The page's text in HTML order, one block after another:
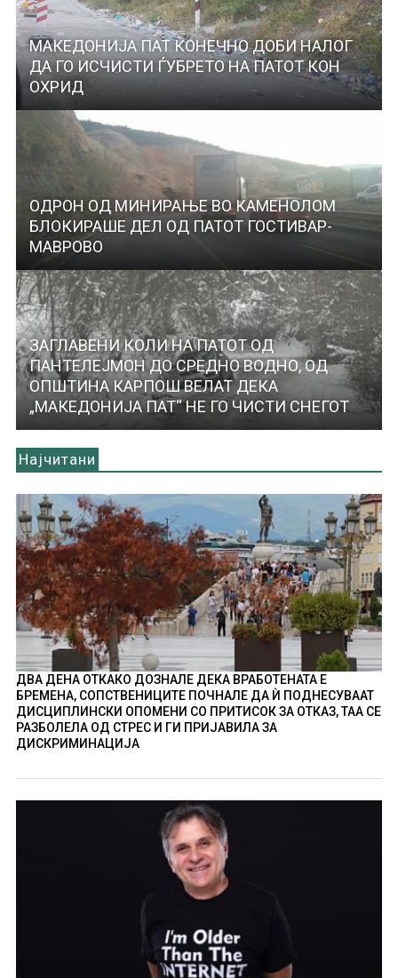
МАКЕДОНИЈА ПАТ КОНЕЧНО ДОБИ НАЛОГ
ДА ГО ИСЧИСТИ ЃУБРЕТО НА ПАТОТ КОН
ОХРИД
ОДРОН ОД МИНИРАЊЕ ВО КАМЕНОЛОМ
БЛОКИРАШЕ ДЕЛ ОД ПАТОТ ГОСТИВАР-
МАВРОВО
ЗАГЛАВЕНИ КОЛИ НА ПАТОТ ОД
ПАНТЕЛЕЈМОН ДО СРЕДНО ВОДНО, ОД
ОПШТИНА КАРПОШ ВЕЛАТ ДЕКА
„МАКЕДОНИЈА ПАТ“ НЕ ГО ЧИСТИ СНЕГОТ
Најчитани
ДВА ДЕНА ОТКАКО ДОЗНАЛЕ ДЕКА ВРАБОТЕНАТА Е
БРЕМЕНА, СОПСТВЕНИЦИТЕ ПОЧНАЛЕ ДА Ѝ ПОДНЕСУВААТ
ДИСЦИПЛИНСКИ ОПОМЕНИ СО ПРИТИСОК ЗА ОТКАЗ, ТАА СЕ
РАЗБОЛЕЛА ОД СТРЕС И ГИ ПРИЈАВИЛА ЗА
ДИСКРИМИНАЦИЈА